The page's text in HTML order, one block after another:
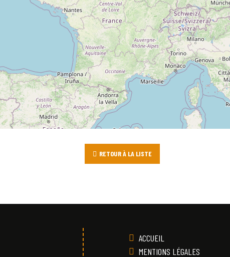
RETOUR À LA LISTE
ACCUEIL
MENTIONS LÉGALES